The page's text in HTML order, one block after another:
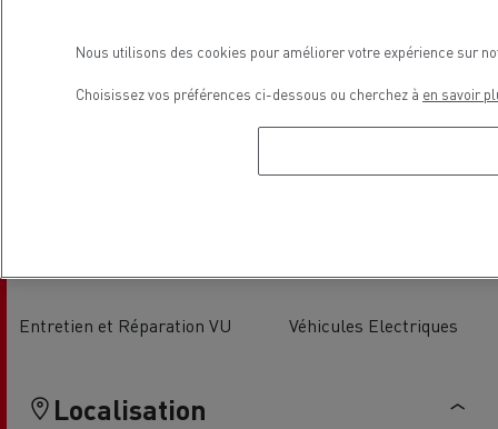
Entretien et Réparation VU Véhicules Electriques
Localisation
Nous utilisons des cookies pour améliorer votre expérience sur
Choisissez vos préférences ci-dessous ou cherchez à en savoir